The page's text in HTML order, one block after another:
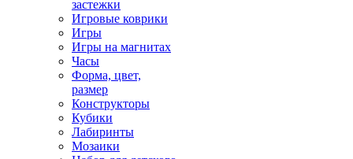
застежки
Игровые коврики
Игры
Игры на магнитах
Часы
Форма, цвет,
размер
Конструкторы
Кубики
Лабиринты
Мозаики